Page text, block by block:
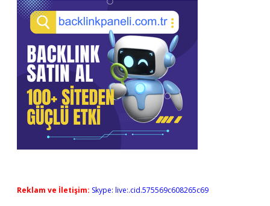
Reklam ve İletişim: Skype: live:.cid.575569c608265c69